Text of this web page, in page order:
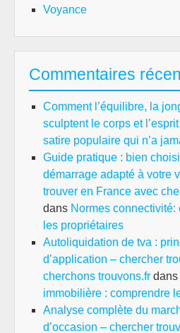
Voyance
Commentaires
Comment l’équilibre, la
sculptent le corps et l’esprit
satire populaire qui n’a
Guide pratique : bien
démarrage adapté à votre
trouver en France avec
dans Normes
les propriétaires
Autoliquidation de tva :
d’application – chercher
cherchons trouvons.fr dans
immobilière : comprendre
Analyse complète du
d’occasion – chercher